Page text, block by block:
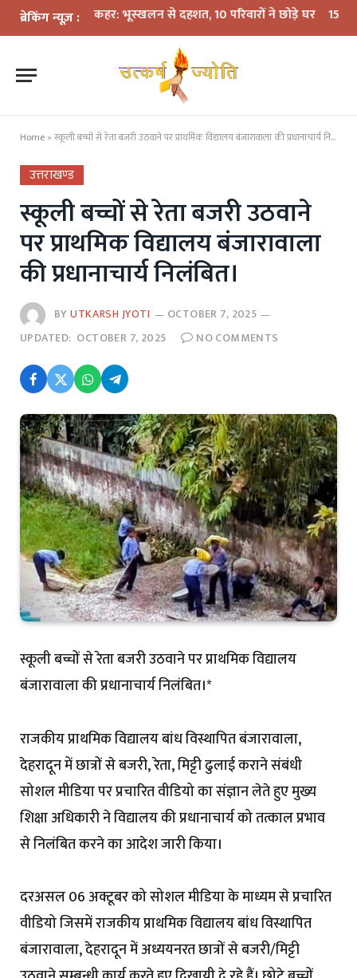
ब्रेकिंग न्यूज़ :
बारिश का कहर: भूस्खलन से दहशत, 10 परिवारों ने छोड़े घर 15 अगस्त तक
Home » स्कूली बच्चों से रेता बजरी उठवाने पर प्राथमिक विद्यालय बंजारावाला की प्रधानाचार्य निलंबित।
उत्तराखण्ड
स्कूली बच्चों से रेता बजरी उठवाने
पर प्राथमिक विद्यालय बंजारावाला
की प्रधानाचार्य निलंबित।
BYUTKARSH JYOTI
OCTOBER 7, 2025
UPDATED: OCTOBER 7, 2025 NO COMMENTS
स्कूली बच्चों से रेता बजरी उठवाने पर प्राथमिक विद्यालय
बंजारावाला की प्रधानाचार्य निलंबित।*
राजकीय प्राथमिक विद्यालय बांध विस्थापित बंजारावाला,
देहरादून में छात्रों से बजरी, रेता, मिट्टी ढुलाई कराने संबंधी
सोशल मीडिया पर प्रचारित वीडियो का संज्ञान लेते हुए मुख्य
शिक्षा अधिकारी ने विद्यालय की प्रधानाचार्य को तत्काल प्रभाव
से निलंबित करने का आदेश जारी किया।
दरअसल 06 अक्टूबर को सोशल मीडिया के माध्यम से प्रचारित
वीडियो जिसमें राजकीय प्राथमिक विद्यालय बांध विस्थापित
बंजारावाला, देहरादून में अध्ययनरत छात्रों से बजरी/मिट्टी